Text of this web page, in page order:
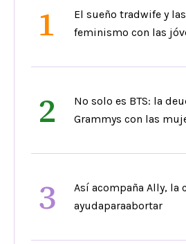
1
El sueño tradwife y
feminismo con las
2
No solo es BTS: la
Grammys con las
3
Así acompaña Ally, la
ayudaparaabortar